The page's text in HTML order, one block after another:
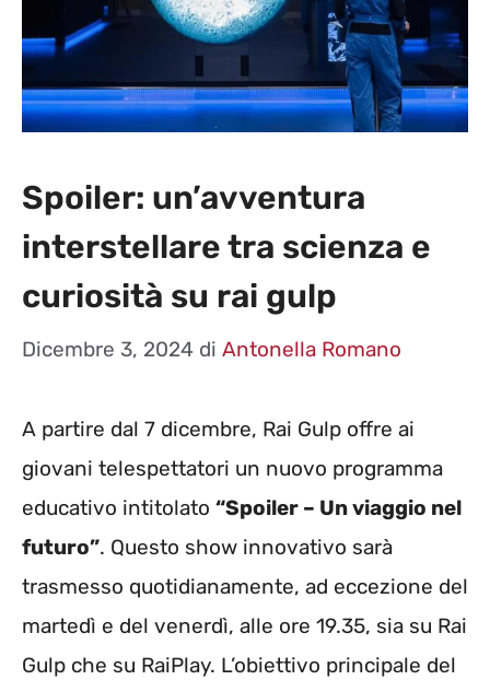
Spoiler: un’avventura
interstellare tra scienza e
curiosità su rai gulp
Dicembre 3, 2024 di Antonella Romano
A partire dal 7 dicembre, Rai Gulp offre ai
giovani telespettatori un nuovo programma
educativo intitolato “Spoiler – Un viaggio nel
futuro”. Questo show innovativo sarà
trasmesso quotidianamente, ad eccezione del
martedì e del venerdì, alle ore 19.35, sia su Rai
Gulp che su RaiPlay. L’obiettivo principale del